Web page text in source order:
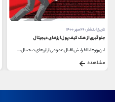
تاریخ انتشار : ۲۶ مهر ۱۴۰۰
جلوگیری از هک کیف پول ارزهای دیجیتال
این روزها با افزایش اقبال عمومی از ارزهای دیجیتال،...
مشاهده